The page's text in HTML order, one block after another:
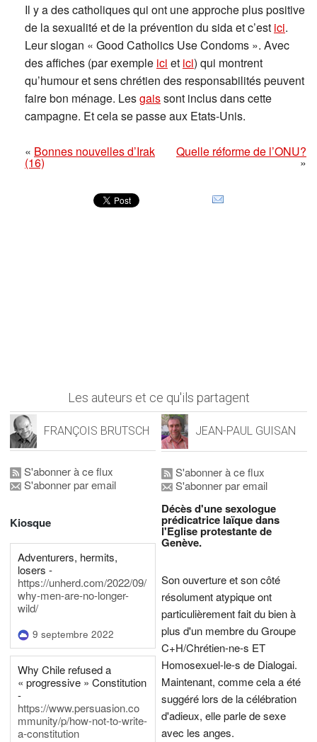
Il y a des catholiques qui ont une approche plus positive
de la sexualité et de la prévention du sida et c’est ici.
Leur slogan « Good Catholics Use Condoms ». Avec
des affiches (par exemple ici et ici) qui montrent
qu’humour et sens chrétien des responsabilités peuvent
faire bon ménage. Lesgaissont inclus dans cette
campagne. Et cela se passe aux Etats-Unis.
« Bonnes nouvelles d’Irak
(16)
Quelle réforme de l’ONU?
»
Les auteurs et ce qu'ils partagent
FRANÇOIS BRUTSCH
S'abonner à ce flux
S'abonner par email
Kiosque
Adventurers, hermits,
losers -
https://unherd.com/2022/09/
why-men-are-no-longer-
wild/
9 septembre 2022
Why Chile refused a
« progressive » Constitution
-
https://www.persuasion.co
mmunity/p/how-not-to-write-
a-constitution
JEAN-PAUL GUISAN
S'abonner à ce flux
S'abonner par email
Décès d'une sexologue
prédicatrice laïque dans
l'Eglise protestante de
Genève.
Son ouverture et son côté
résolument atypique ont
particulièrement fait du bien à
plus d'un membre du Groupe
C+H/Chrétien-ne-s ET
Homosexuel-le-s de Dialogai.
Maintenant, comme cela a été
suggéré lors de la célébration
d'adieux, elle parle de sexe
avec les anges.